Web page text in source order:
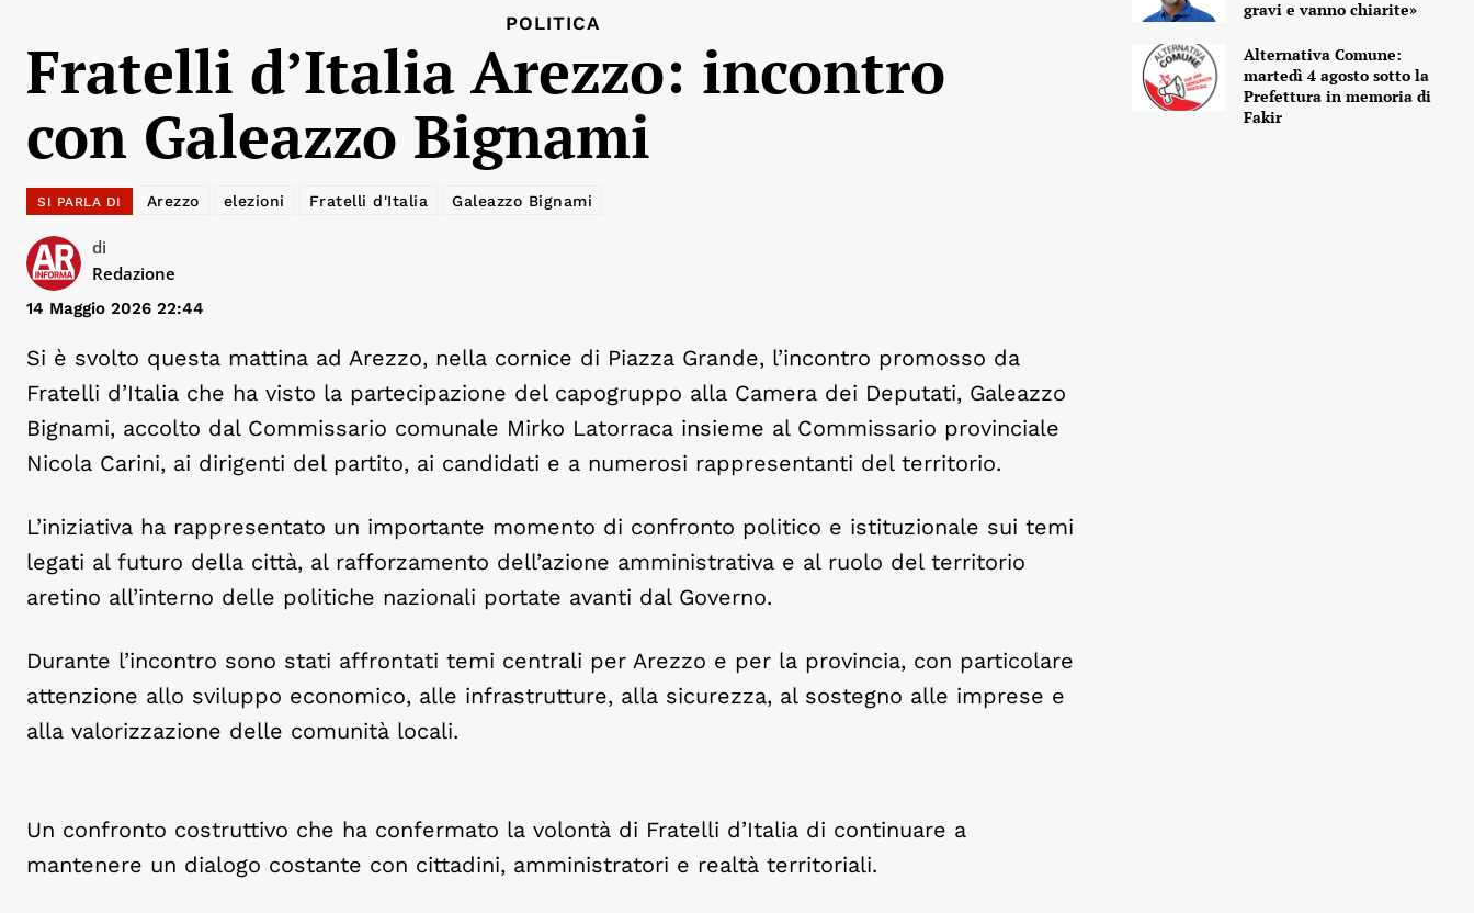
POLITICA
Fratelli d’Italia Arezzo: incontro
con Galeazzo Bignami
SI PARLA DI Arezzo elezioni Fratelli d'Italia Galeazzo Bignami
di
Redazione
14 Maggio 2026 22:44
Si è svolto questa mattina ad Arezzo, nella cornice di Piazza Grande, l’incontro promosso da
Fratelli d’Italia che ha visto la partecipazione del capogruppo alla Camera dei Deputati, Galeazzo
Bignami, accolto dal Commissario comunale Mirko Latorraca insieme al Commissario provinciale
Nicola Carini, ai dirigenti del partito, ai candidati e a numerosi rappresentanti del territorio.
L’iniziativa ha rappresentato un importante momento di confronto politico e istituzionale sui temi
legati al futuro della città, al rafforzamento dell’azione amministrativa e al ruolo del territorio
aretino all’interno delle politiche nazionali portate avanti dal Governo.
Durante l’incontro sono stati affrontati temi centrali per Arezzo e per la provincia, con particolare
attenzione allo sviluppo economico, alle infrastrutture, alla sicurezza, al sostegno alle imprese e
alla valorizzazione delle comunità locali.
Un confronto costruttivo che ha confermato la volontà di Fratelli d’Italia di continuare a
mantenere un dialogo costante con cittadini, amministratori e realtà territoriali.
gravi e vanno chiarite»
Alternativa Comune:
martedì 4 agosto sotto la
Prefettura in memoria di
Fakir